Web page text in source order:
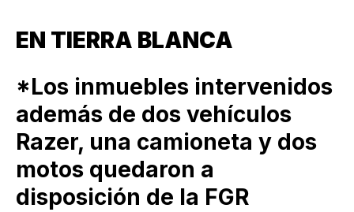
EN TIERRA BLANCA
*Los inmuebles intervenidos
además de dos vehículos
Razer, una camioneta y dos
motos quedaron a
disposición de la FGR